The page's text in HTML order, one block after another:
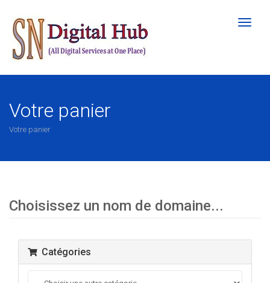
Votre panier
Votre panier
Choisissez un nom de domaine...
Catégories